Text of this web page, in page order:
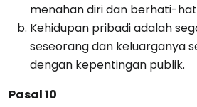
menahan diri dan berhati-
Kehidupan pribadi adalah
seseorang dan keluarganya
dengan kepentingan publik.
Pasal 10